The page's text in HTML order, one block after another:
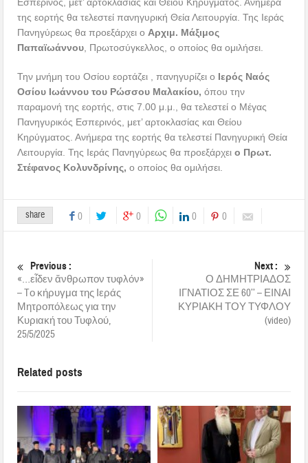
της εορτής θα τελεστεί πανηγυρική Θεία Λειτουργία. Της Ιεράς
Πανηγύρεως θα προεξάρχει ο Αρχιμ. Μάξιμος
Παπαϊωάννου , Πρωτοσύγκελλος, ο οποίος θα ομιλήσει.
Την μνήμη του Οσίου εορτάζει , πανηγυρίζει ο Ιερός Ναός
Οσίου Ιωάννου του Ρώσσου Μαλακίου, όπου την
παραμονή της εορτής, στις 7.00 μ.μ., θα τελεστεί ο Μέγας
Πανηγυρικός Εσπερινός, μετ’ αρτοκλασίας και Θείου
Κηρύγματος. Ανήμερα της εορτής θα τελεστεί Πανηγυρική Θεία
Λειτουργία. Της Ιεράς Πανηγύρεως θα προεξάρχειο Πρωτ.
Στέφανος Κολυνδρίνης, ο οποίος θα ομιλήσει.
share 0 0 0 0
Previous :
«…εἶδεν ἄνθρωπον τυφλόν»
– Tο κήρυγμα της Ιεράς
Μητροπόλεως για την
Κυριακή του Τυφλού,
25/5/2025
Next :
Ο ΔΗΜΗΤΡΙΑΔΟΣ
ΙΓΝΑΤΙΟΣ ΣΕ 60’’ – ΕΙΝΑΙ
ΚΥΡΙΑΚΗ ΤΟΥ ΤΥΦΛΟΥ
(video)
Related posts